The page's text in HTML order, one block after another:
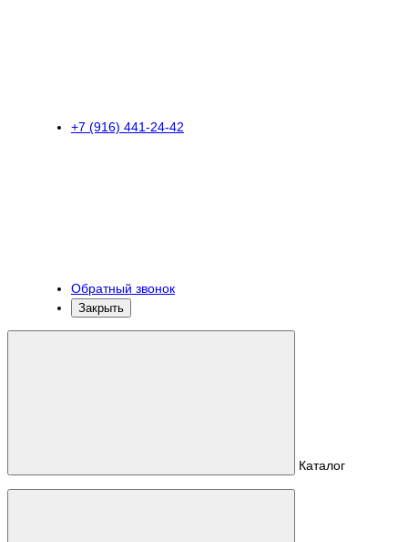
+7 (916) 441-24-42
Обратный звонок
Закрыть
Каталог